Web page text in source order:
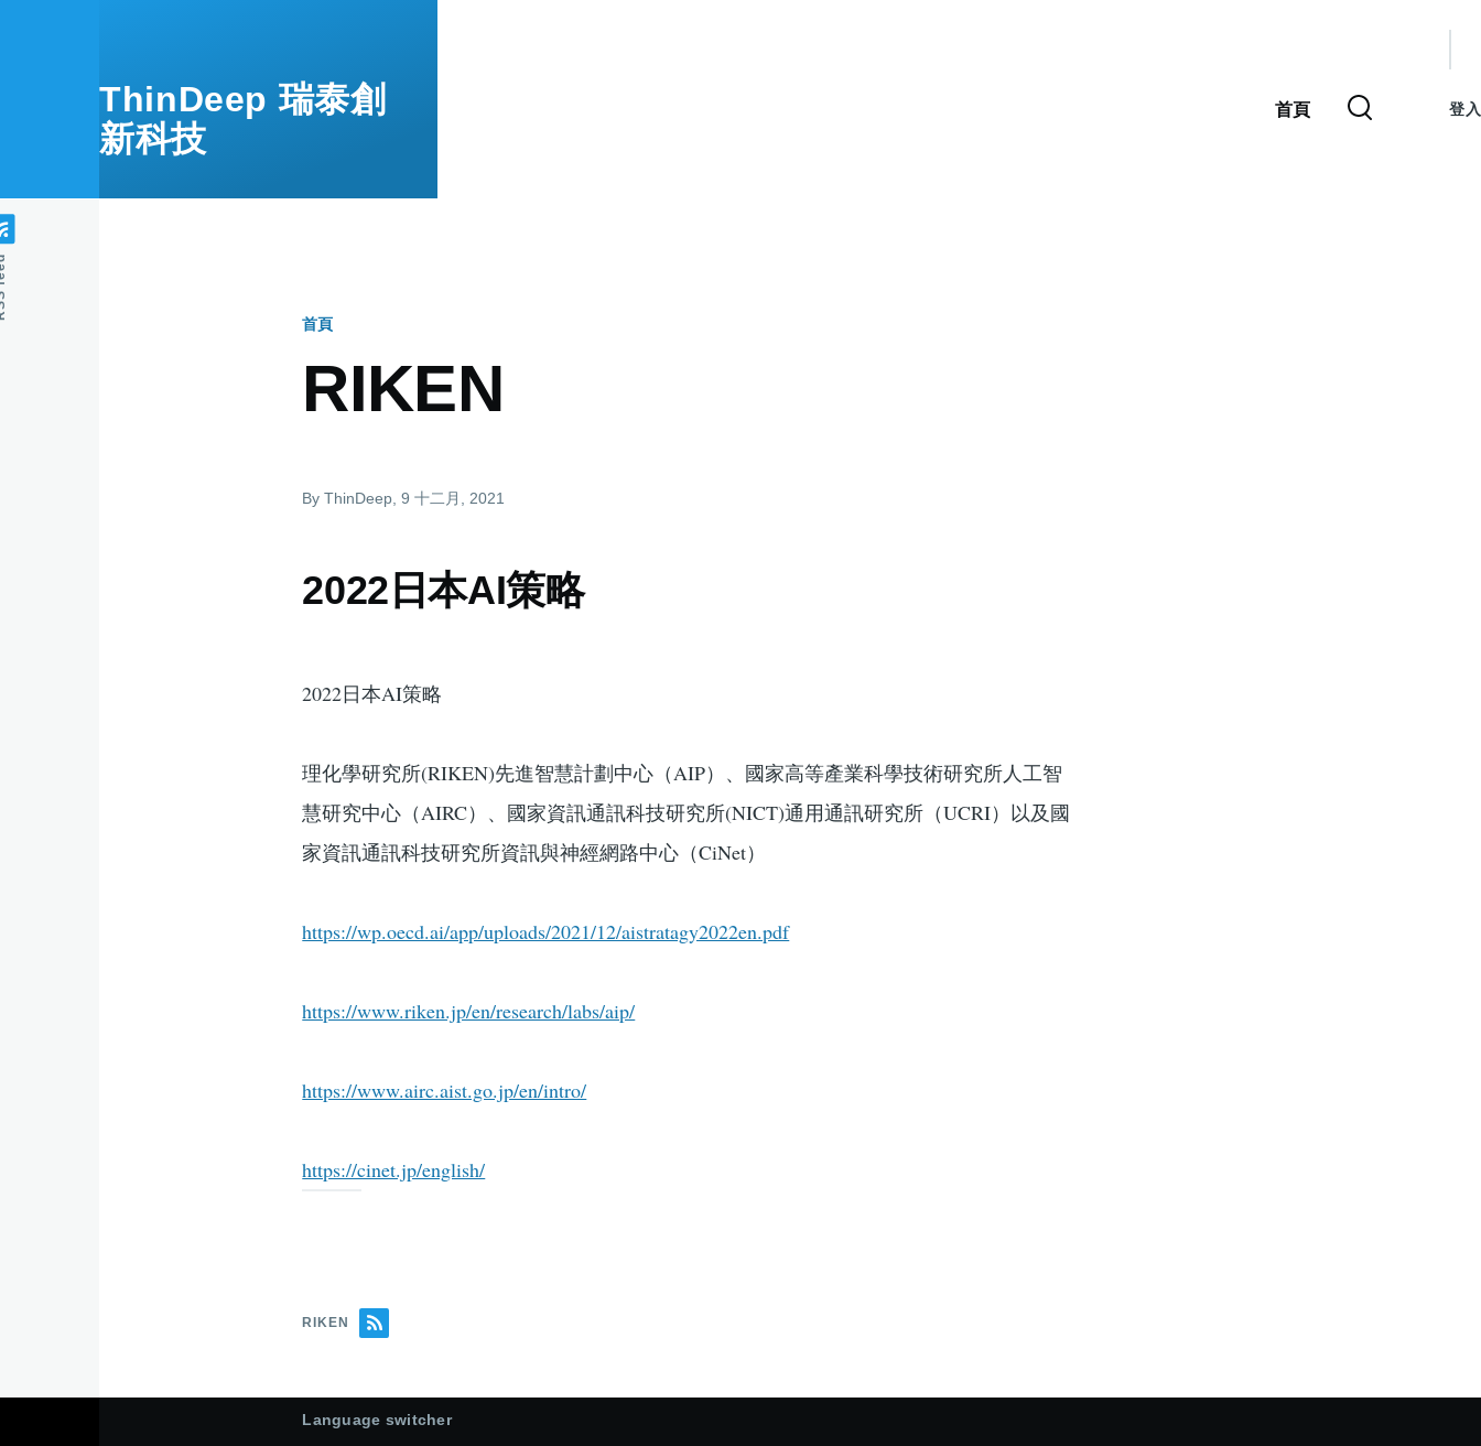
ThinDeep 瑞泰創
新科技
主
首頁 登入
航
首頁
RIKEN
ByThinDeep , 9 十二月, 2021
2022日本AI策略
2022日本AI策略
理化學研究所(RIKEN)先進智慧計劃中心（AIP）、國家高等產業科學技術研究所人工智
慧研究中心（AIRC）、國家資訊通訊科技研究所(NICT)通用通訊研究所（UCRI）以及國
家資訊通訊科技研究所資訊與神經網路中心（CiNet）
https://wp.oecd.ai/app/uploads/2021/12/aistratagy2022en.pdf
https://www.riken.jp/en/research/labs/aip/
https://www.airc.aist.go.jp/en/intro/
https://cinet.jp/english/
RIKEN
Language switcher